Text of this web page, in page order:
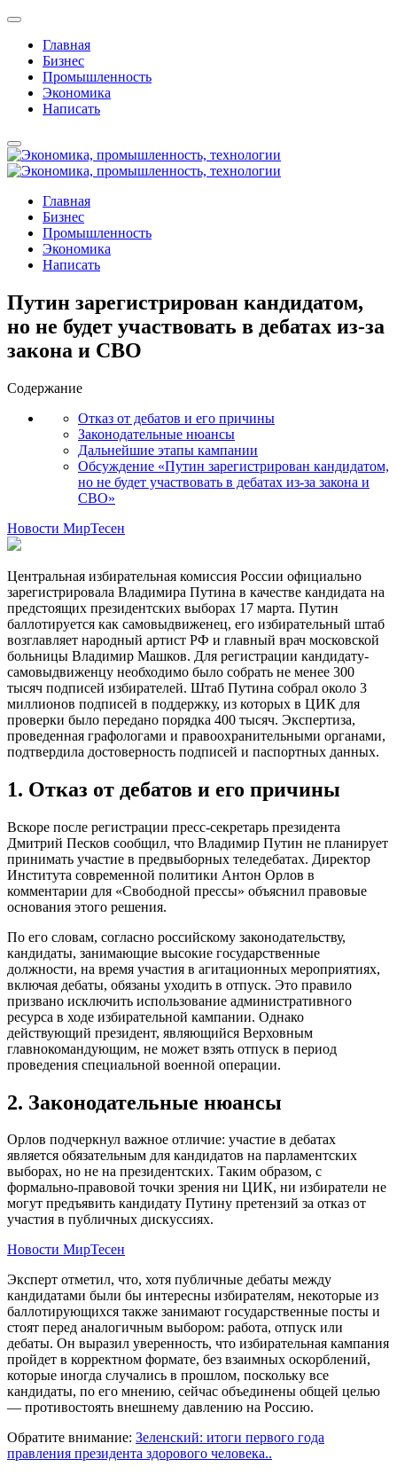
Главная
Бизнес
Промышленность
Экономика
Написать
Главная
Бизнес
Промышленность
Экономика
Написать
Путин зарегистрирован кандидатом,
но не будет участвовать в дебатах из-за
закона и СВО
Содержание
Отказ от дебатов и его причины
Законодательные нюансы
Дальнейшие этапы кампании
Обсуждение «Путин зарегистрирован кандидатом,
но не будет участвовать в дебатах из-за закона и
СВО»
Новости МирТесен
Центральная избирательная комиссия России официально
зарегистрировала Владимира Путина в качестве кандидата на
предстоящих президентских выборах 17 марта. Путин
баллотируется как самовыдвиженец, его избирательный штаб
возглавляет народный артист РФ и главный врач московской
больницы Владимир Машков. Для регистрации кандидату-
самовыдвиженцу необходимо было собрать не менее 300
тысяч подписей избирателей. Штаб Путина собрал около 3
миллионов подписей в поддержку, из которых в ЦИК для
проверки было передано порядка 400 тысяч. Экспертиза,
проведенная графологами и правоохранительными органами,
подтвердила достоверность подписей и паспортных данных.
1. Отказ от дебатов и его причины
Вскоре после регистрации пресс-секретарь президента
Дмитрий Песков сообщил, что Владимир Путин не планирует
принимать участие в предвыборных теледебатах. Директор
Института современной политики Антон Орлов в
комментарии для «Свободной прессы» объяснил правовые
основания этого решения.
По его словам, согласно российскому законодательству,
кандидаты, занимающие высокие государственные
должности, на время участия в агитационных мероприятиях,
включая дебаты, обязаны уходить в отпуск. Это правило
призвано исключить использование административного
ресурса в ходе избирательной кампании. Однако
действующий президент, являющийся Верховным
главнокомандующим, не может взять отпуск в период
проведения специальной военной операции.
2. Законодательные нюансы
Орлов подчеркнул важное отличие: участие в дебатах
является обязательным для кандидатов на парламентских
выборах, но не на президентских. Таким образом, с
формально-правовой точки зрения ни ЦИК, ни избиратели не
могут предъявить кандидату Путину претензий за отказ от
участия в публичных дискуссиях.
Новости МирТесен
Эксперт отметил, что, хотя публичные дебаты между
кандидатами были бы интересны избирателям, некоторые из
баллотирующихся также занимают государственные посты и
стоят перед аналогичным выбором: работа, отпуск или
дебаты. Он выразил уверенность, что избирательная кампания
пройдет в корректном формате, без взаимных оскорблений,
которые иногда случались в прошлом, поскольку все
кандидаты, по его мнению, сейчас объединены общей целью
— противостоять внешнему давлению на Россию.
Обратите внимание: Зеленский: итоги первого года
правления президента здорового человека..